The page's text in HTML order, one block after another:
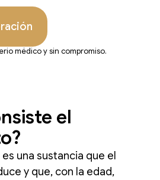
médico y sin compromiso.
el
una sustancia que el
y que, con la edad,